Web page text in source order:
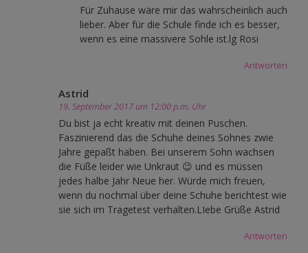
Für Zuhause wäre mir das wahrscheinlich auch
lieber. Aber für die Schule finde ich es besser,
wenn es eine massivere Sohle ist.lg Rosi
Antworten
Astrid
19. September 2017 um 12:00 p.m. Uhr
Du bist ja echt kreativ mit deinen Puschen.
Faszinierend das die Schuhe deines Sohnes zwie
Jahre gepaßt haben. Bei unserem Sohn wachsen
die Füße leider wie Unkraut 😉 und es müssen
jedes halbe Jahr Neue her. Würde mich freuen,
wenn du nochmal über deine Schuhe berichtest wie
sie sich im Tragetest verhalten.LIebe Grüße Astrid
Antworten